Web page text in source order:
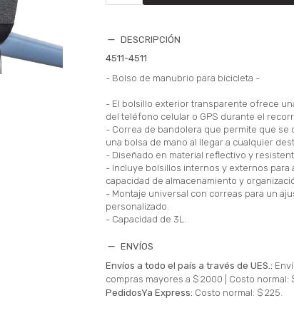
DESCRIPCIÓN
4511-4511
- Bolso de manubrio para bicicleta -
- El bolsillo exterior transparente ofrece
del teléfono celular o GPS durante el
- Correa de bandolera que permite que se
una bolsa de mano al llegar a cualquier
- Diseñado en material reflectivo y
- Incluye bolsillos internos y externos para
capacidad de almacenamiento y
- Montaje universal con correas para un
personalizado.
- Capacidad de 3L.
ENVÍOS
Envíos a todo el país a través de UES.:
compras mayores a $ 2000 | Costo normal:
PedidosYa Express: Costo normal: $ 225.